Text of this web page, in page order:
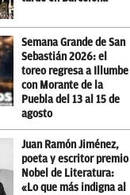
Semana Grande de San
Sebastián 2026: el
toreo regresa a Illumbe
con Morante de la
Puebla del 13 al 15 de
agosto
Juan Ramón Jiménez,
poeta y escritor premio
Nobel de Literatura:
«Lo que más indigna al